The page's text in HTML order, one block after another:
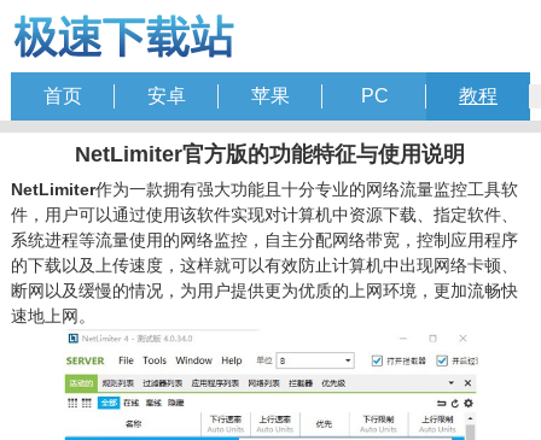
首页 安卓 苹果 PC 教程
NetLimiter官方版的功能特征与使用说明
NetLimiter作为一款拥有强大功能且十分专业的网络流量监控工具软
件，用户可以通过使用该软件实现对计算机中资源下载、指定软件、
系统进程等流量使用的网络监控，自主分配网络带宽，控制应用程序
的下载以及上传速度，这样就可以有效防止计算机中出现网络卡顿、
断网以及缓慢的情况，为用户提供更为优质的上网环境，更加流畅快
速地上网。